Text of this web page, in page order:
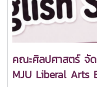
เพื่อเปิดโอกาสให้นัก
วิชาการ ภาษา และทั
คุณภาพการศึกษาให้
คณะศิลปศาสตร์ จั
MJU Liberal Arts